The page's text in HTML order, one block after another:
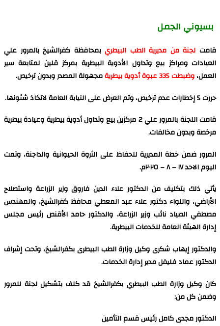
بسيوني الجمل
قامت لجنة من مديرية الطب البيطريبمحافظة كفرالشيخ بالمرور علي
العيادات ومراكز بيع وتداول الأدوية البيطرية بمركز قلين لمتابعة سير
العمل،وضبطت 335 عبوة أدوية بيطرية
مجهولة المصدر وبدون ترخيص.
حررت 5 إخطارات عدم ترخيص، وتم العرض على النيابة العامة لاتخاذ شئونها.
قامت اللجنة بالمرور علي 2 مركزين بيع وتداول أدوية بيطرية وعيادة بيطرية
مرخصة وبدون مخالفات.
المرور ضمن خطة المديرية للحفاظ على الثروة الحيوانية والداجنة، وتمت
اليوم الاحد ١٧ – ٨ – ٢٠٢٥م.
يأتي ذلك بتكليف من الدكتور علاء الدين فاروق وزير الزراعة واستصلاح
الأراضي، واللواء دكتور علاء عبد المعطي محافظ كفرالشيخ، والمهندس
مصطفي الصياد نائب وزير الزراعة، والدكتور حامد الأقنص رئيس مجلس
إدارة الهيئة العامة للخدمات البيطرية.
والدكتور إيهاب شكرى وكيل وزارة الطب البيطرى بكفرالشيخ، وتحت إشراف
الدكتور عماد فليفل مدير إدارة الخدمات.
كان وكيل وزارة الطب البيطري بكفرالشيخ قد كلف بتشكيل لجنة للمرور
وضمن كل من:
الدكتور مجدى كامل رئيس قسم التأمين